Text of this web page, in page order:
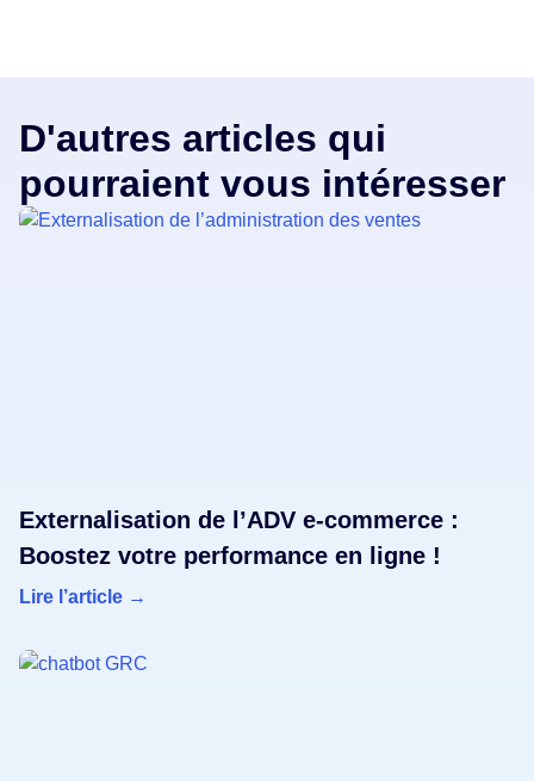
D'autres articles qui
pourraient vous intéresser
Externalisation de l’ADV e-commerce :
Boostez votre performance en ligne !
Lire l’article →